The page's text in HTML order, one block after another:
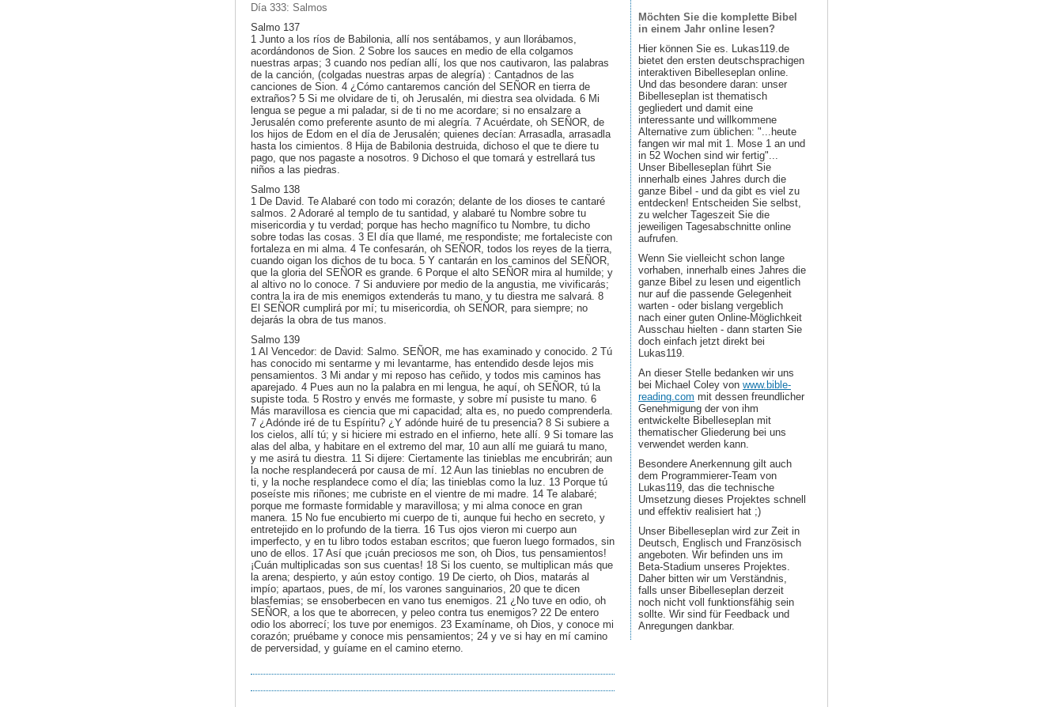
Día 333: Salmos
Salmo 137
1 Junto a los ríos de Babilonia, allí nos sentábamos, y aun llorábamos,
acordándonos de Sion. 2 Sobre los sauces en medio de ella colgamos
nuestras arpas; 3 cuando nos pedían allí, los que nos cautivaron, las palabras
de la canción, (colgadas nuestras arpas de alegría) : Cantadnos de las
canciones de Sion. 4 ¿Cómo cantaremos canción del SEÑOR en tierra de
extraños? 5 Si me olvidare de ti, oh Jerusalén, mi diestra sea olvidada. 6 Mi
lengua se pegue a mi paladar, si de ti no me acordare; si no ensalzare a
Jerusalén como preferente asunto de mi alegría. 7 Acuérdate, oh SEÑOR, de
los hijos de Edom en el día de Jerusalén; quienes decían: Arrasadla, arrasadla
hasta los cimientos. 8 Hija de Babilonia destruida, dichoso el que te diere tu
pago, que nos pagaste a nosotros. 9 Dichoso el que tomará y estrellará tus
niños a las piedras.
Salmo 138
1 De David. Te Alabaré con todo mi corazón; delante de los dioses te cantaré
salmos. 2 Adoraré al templo de tu santidad, y alabaré tu Nombre sobre tu
misericordia y tu verdad; porque has hecho magnífico tu Nombre, tu dicho
sobre todas las cosas. 3 El día que llamé, me respondiste; me fortaleciste con
fortaleza en mi alma. 4 Te confesarán, oh SEÑOR, todos los reyes de la tierra,
cuando oigan los dichos de tu boca. 5 Y cantarán en los caminos del SEÑOR,
que la gloria del SEÑOR es grande. 6 Porque el alto SEÑOR mira al humilde; y
al altivo no lo conoce. 7 Si anduviere por medio de la angustia, me vivificarás;
contra la ira de mis enemigos extenderás tu mano, y tu diestra me salvará. 8
El SEÑOR cumplirá por mí; tu misericordia, oh SEÑOR, para siempre; no
dejarás la obra de tus manos.
Salmo 139
1 Al Vencedor: de David: Salmo. SEÑOR, me has examinado y conocido. 2 Tú
has conocido mi sentarme y mi levantarme, has entendido desde lejos mis
pensamientos. 3 Mi andar y mi reposo has ceñido, y todos mis caminos has
aparejado. 4 Pues aun no la palabra en mi lengua, he aquí, oh SEÑOR, tú la
supiste toda. 5 Rostro y envés me formaste, y sobre mí pusiste tu mano. 6
Más maravillosa es ciencia que mi capacidad; alta es, no puedo comprenderla.
7 ¿Adónde iré de tu Espíritu? ¿Y adónde huiré de tu presencia? 8 Si subiere a
los cielos, allí tú; y si hiciere mi estrado en el infierno, hete allí. 9 Si tomare las
alas del alba, y habitare en el extremo del mar, 10 aun allí me guiará tu mano,
y me asirá tu diestra. 11 Si dijere: Ciertamente las tinieblas me encubrirán; aun
la noche resplandecerá por causa de mí. 12 Aun las tinieblas no encubren de
ti, y la noche resplandece como el día; las tinieblas como la luz. 13 Porque tú
poseíste mis riñones; me cubriste en el vientre de mi madre. 14 Te alabaré;
porque me formaste formidable y maravillosa; y mi alma conoce en gran
manera. 15 No fue encubierto mi cuerpo de ti, aunque fui hecho en secreto, y
entretejido en lo profundo de la tierra. 16 Tus ojos vieron mi cuerpo aun
imperfecto, y en tu libro todos estaban escritos; que fueron luego formados, sin
uno de ellos. 17 Así que ¡cuán preciosos me son, oh Dios, tus pensamientos!
¡Cuán multiplicadas son sus cuentas! 18 Si los cuento, se multiplican más que
la arena; despierto, y aún estoy contigo. 19 De cierto, oh Dios, matarás al
impío; apartaos, pues, de mí, los varones sanguinarios, 20 que te dicen
blasfemias; se ensoberbecen en vano tus enemigos. 21 ¿No tuve en odio, oh
SEÑOR, a los que te aborrecen, y peleo contra tus enemigos? 22 De entero
odio los aborrecí; los tuve por enemigos. 23 Examíname, oh Dios, y conoce mi
corazón; pruébame y conoce mis pensamientos; 24 y ve si hay en mí camino
de perversidad, y guíame en el camino eterno.
Möchten Sie die komplette Bibel
in einem Jahr online lesen?
Hier können Sie es. Lukas119.de
bietet den ersten deutschsprachigen
interaktiven Bibelleseplan online.
Und das besondere daran: unser
Bibelleseplan ist thematisch
gegliedert und damit eine
interessante und willkommene
Alternative zum üblichen: "...heute
fangen wir mal mit 1. Mose 1 an und
in 52 Wochen sind wir fertig"...
Unser Bibelleseplan führt Sie
innerhalb eines Jahres durch die
ganze Bibel - und da gibt es viel zu
entdecken! Entscheiden Sie selbst,
zu welcher Tageszeit Sie die
jeweiligen Tagesabschnitte online
aufrufen.
Wenn Sie vielleicht schon lange
vorhaben, innerhalb eines Jahres die
ganze Bibel zu lesen und eigentlich
nur auf die passende Gelegenheit
warten - oder bislang vergeblich
nach einer guten Online-Möglichkeit
Ausschau hielten - dann starten Sie
doch einfach jetzt direkt bei
Lukas119.
An dieser Stelle bedanken wir uns
bei Michael Coley von www.bible-
reading.com mit dessen freundlicher
Genehmigung der von ihm
entwickelte Bibelleseplan mit
thematischer Gliederung bei uns
verwendet werden kann.
Besondere Anerkennung gilt auch
dem Programmierer-Team von
Lukas119, das die technische
Umsetzung dieses Projektes schnell
und effektiv realisiert hat ;)
Unser Bibelleseplan wird zur Zeit in
Deutsch, Englisch und Französisch
angeboten. Wir befinden uns im
Beta-Stadium unseres Projektes.
Daher bitten wir um Verständnis,
falls unser Bibelleseplan derzeit
noch nicht voll funktionsfähig sein
sollte. Wir sind für Feedback und
Anregungen dankbar.